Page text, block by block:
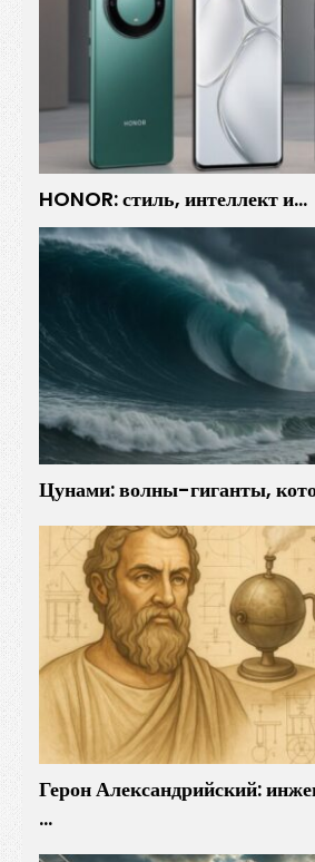
HONOR: стиль, интеллект и…
Цунами: волны-гиганты,
Герон Александрийский:
…